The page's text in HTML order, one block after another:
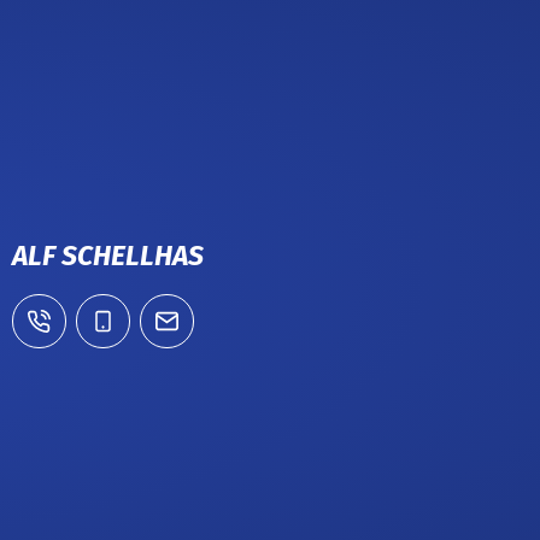
ALF SCHELLHAS